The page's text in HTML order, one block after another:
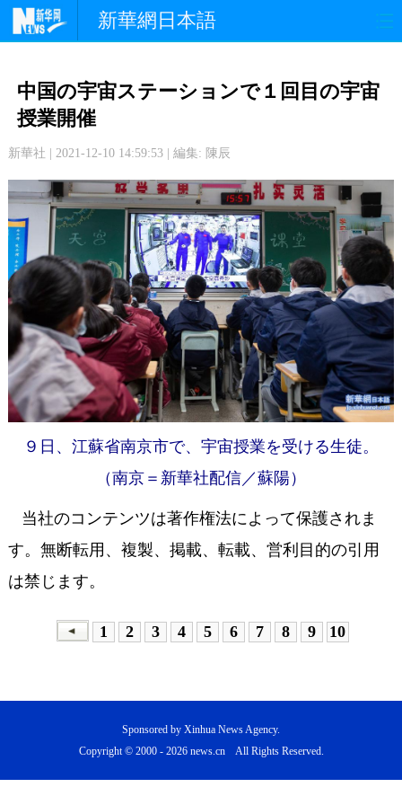
新華網日本語
文 化
中日交流 国 際
写 真
中国の宇宙ステーションで１回目の宇宙
授業開催
新華社 | 2021-12-10 14:59:53 | 編集: 陳辰
９日、江蘇省南京市で、宇宙授業を受ける生徒。
（南京＝新華社配信／蘇陽）
当社のコンテンツは著作権法によって保護されま
す。無断転用、複製、掲載、転載、営利目的の引用
は禁じます。
1 2 3 4 5 6 7 8 9 10
Sponsored by Xinhua News Agency.
Copyright © 2000 - 2026 news.cn All Rights Reserved.